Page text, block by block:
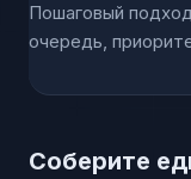
Пошаговый
очередь,
Соберите